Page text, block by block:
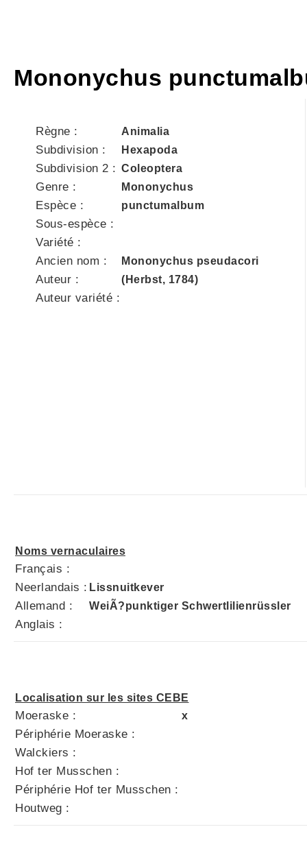
Mononychus
Règne : Animalia
Subdivision : Hexapoda
Subdivision 2 : Coleoptera
Genre : Mononychus
Espèce : punctumalbum
Sous-espèce :
Variété :
Ancien nom :
Mononychus pseudacori
Auteur : (Herbst, 1784)
Auteur variété :
Noms vernaculaires
Français :
Neerlandais : Lissnuitkever
Allemand : WeiÃ?punktiger Schwertlilienrüssler
Anglais :
Localisation sur les sites CEBE
Moeraske : x
Périphérie Moeraske :
Walckiers :
Hof ter Musschen :
Périphérie Hof ter Musschen :
Houtweg :